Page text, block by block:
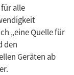
alle
„eine Quelle für
den
Geräten ab